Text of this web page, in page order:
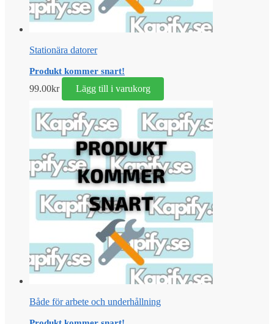
Stationära datorer
Produkt kommer snart!
99.00kr Lägg till i varukorg
Både för arbete och underhållning